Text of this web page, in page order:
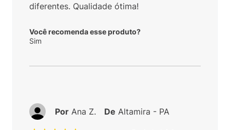
diferentes. Qualidade ótima!
Você recomenda esse produto?
Sim
Por Ana Z. De Altamira - PA